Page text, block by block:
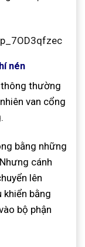
nén
thường
van cổng
bằng những
cánh
lên
bằng
bộ phận